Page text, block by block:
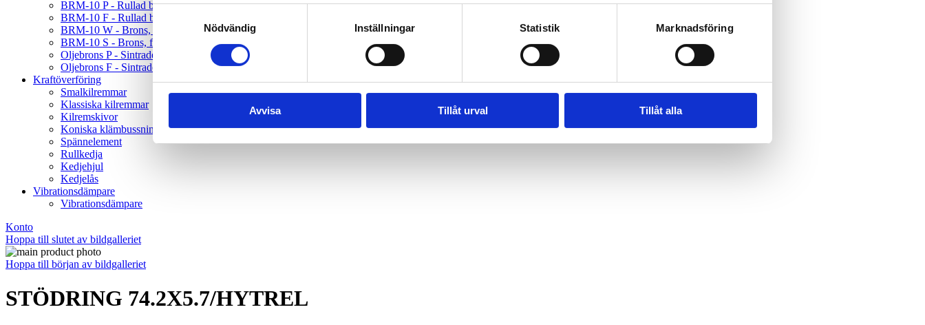
Samtyckesval
Nödvändig
Inställningar Statistik Marknadsföring
Avvisa Tillåt urval Tillåt alla
BRM-10 P - Rullad brons, fickor, rak
BRM-10 F - Rullad brons, fickor, fläns
BRM-10 W - Brons, fickor, tryckbricka
BRM-10 S - Brons, fickor, glidplatta
Oljebrons P - Sintrade, rak
Oljebrons F - Sintrade, fläns
Kraftöverföring
Smalkilremmar
Klassiska kilremmar
Kilremskivor
Koniska klämbussningar
Spännelement
Rullkedja
Kedjehjul
Kedjelås
Vibrationsdämpare
Vibrationsdämpare
Konto
Hoppa till slutet av bildgalleriet
Hoppa till början av bildgalleriet
STÖDRING 74.2X5.7/HYTREL